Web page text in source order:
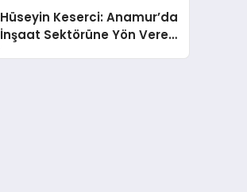
Hüseyin Keserci: Anamur’da
İnşaat Sektörüne Yön Veren